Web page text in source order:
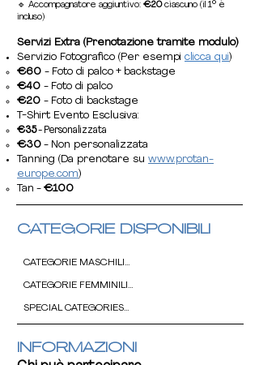
🔹 Accompagnatore aggiuntivo: €20ciascuno (il 1° è
incluso)
Servizi Extra (Prenotazione tramite modulo)
Servizio Fotografico (Per esempi clicca qui)
€60 - Foto di palco + backstage
€40 - Foto di palco
€20 - Foto di backstage
T-Shirt Evento Esclusiva:
€35- Personalizzata
€30 - Non personalizzata
Tanning (Da prenotare su www.protan-
europe.com)
Tan - €100
CATEGORIE DISPONIBILI
CATEGORIE MASCHILI
- BODYBUILDING Beginner / Novice
- BODYBUILDING Master Over 60
CATEGORIE FEMMINILI
- MODEL PHYSIQUE/BIKINI Lady Over 30
- MODEL PHYSIQUE/BIKINI Lady Over 40
SPECIAL CATEGORIES
- Wheelchair
INFORMAZIONI